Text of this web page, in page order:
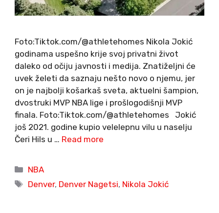
Foto:Tiktok.com/@athletehomes Nikola Jokić
godinama uspešno krije svoj privatni život
daleko od očiju javnosti i medija. Znatiželjni će
uvek želeti da saznaju nešto novo o njemu, jer
on je najbolji košarkaš sveta, aktuelni šampion,
dvostruki MVP NBA lige i prošlogodišnji MVP
finala. Foto:Tiktok.com/@athletehomes Jokić
još 2021. godine kupio velelepnu vilu u naselju
Čeri Hils u … Read more
Categories
NBA
Tags
Denver, Denver Nagetsi, Nikola Jokić